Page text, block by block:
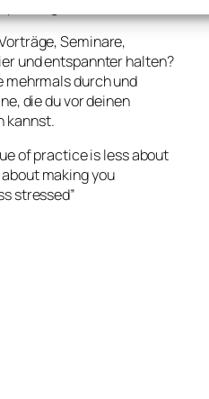
Seminare,
und entspannter halten?
mehrmals durch und
die du vor deinen
kannst.
of practice is less about
making you
stressed”